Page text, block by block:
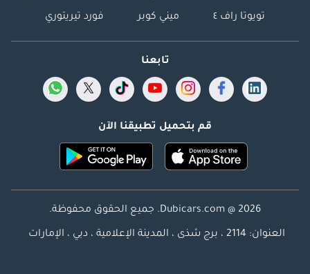
تويوتا راف ٤ ميني كوبر فورد تيريتوري
تابعنا
قم بتحميل تطبيقنا الآن
Dubicars.com @ 2026. جميع الحقوق محفوظة.
العنوان: 2114 ، برج شذى ، المدينة الإعلامية ، دبي ، الإمارات